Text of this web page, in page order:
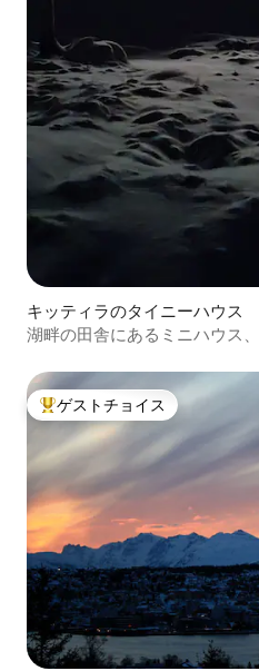
キッティラのタイニーハウス
湖畔の田舎にあるミニハウス
大好評のゲストチョイスです。
ゲストチョイス